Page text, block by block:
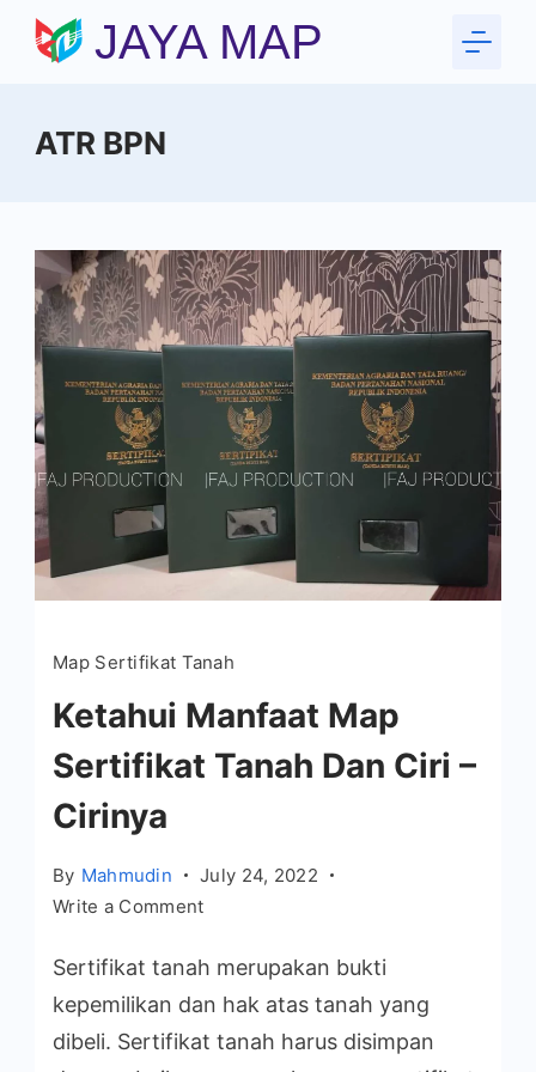
Skip
JAYA MAP
ATR BPN
Map Sertifikat Tanah
Ketahui Manfaat Map
Sertifikat Tanah Dan Ciri –
Cirinya
By Mahmudin
July 24, 2022
Write a Commenton
Manfaat
Map
Sertifikat
Sertifikat tanah merupakan bukti
kepemilikan dan hak atas tanah yang
dibeli. Sertifikat tanah harus disimpan